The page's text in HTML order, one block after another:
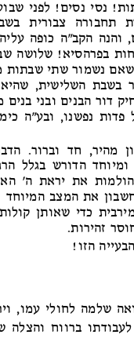
נסי נסים! לפני
צבורית
והנה הקב"ה כופה
בפרהסיא! שלושה
שאם נשמור שתי שבתות
בשבת השלישית,
דור הבנים ובני
פדות נפשנו, ובע"ה
מהיר, חד וברור.
הדורש בגלל
את יראת ה'
את המצב המיוחד
כדי שאותן
זהירות.
הזו!
שלמה לחולי עמו,
לעבודתו ברווח